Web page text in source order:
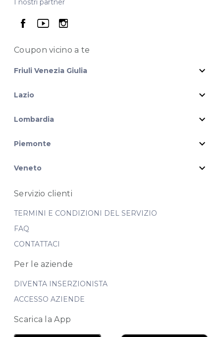
I nostri partner
seguici su facebook
seguici su youtube
seguici su instagram
Coupon vicinoa te
Friuli Venezia Giulia expand_more
Lazio expand_more
Lombardia expand_more
Piemonte expand_more
Veneto expand_more
Servizio clienti
TERMINI E CONDIZIONI DEL SERVIZIO
FAQ
CONTATTACI
Per le aziende
DIVENTA INSERZIONISTA
ACCESSO AZIENDE
Scarica la App